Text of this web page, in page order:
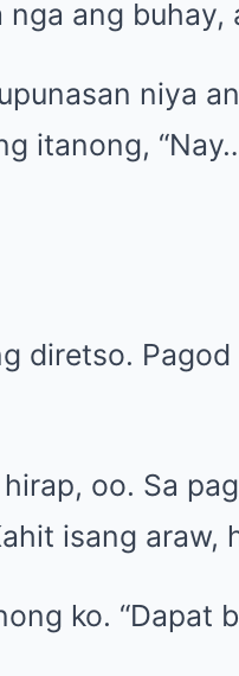
ang
niya
itanong,
diretso.
hirap, oo. Sa
isang araw,
ko. “Dapat